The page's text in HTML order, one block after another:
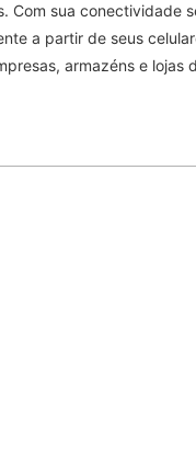
Com sua conectividade
a partir de seus
armazéns e lojas